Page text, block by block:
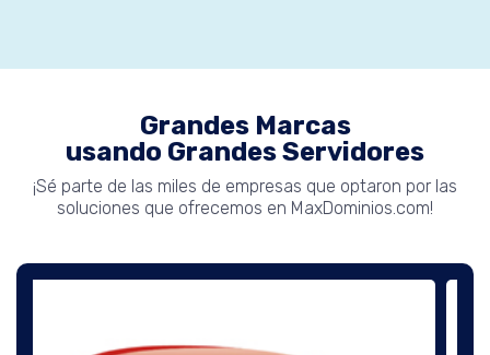
Grandes Marcas
usando Grandes Servidores
¡Sé parte de las miles de empresas que optaron por las
soluciones que ofrecemos en MaxDominios.com!